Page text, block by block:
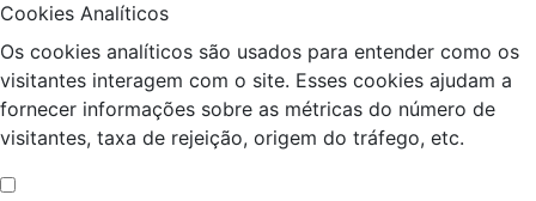
Cookies Analíticos
Os cookies analíticos são usados para entender como os
visitantes interagem com o site. Esses cookies ajudam a
fornecer informações sobre as métricas do número de
visitantes, taxa de rejeição, origem do tráfego, etc.